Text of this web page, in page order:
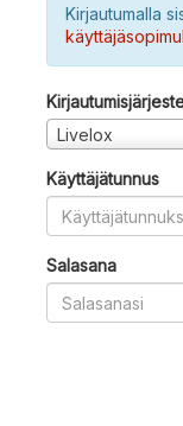
Kirjautumalla
Livelox
Käyttäjätunnus
Salasana